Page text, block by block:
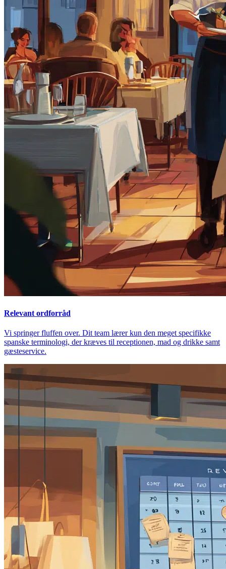
Relevant ordforråd
Vi springer fluffen over. Dit team lærer kun den meget specifikke
spanske terminologi, der kræves til receptionen, mad og drikke samt
gæsteservice.